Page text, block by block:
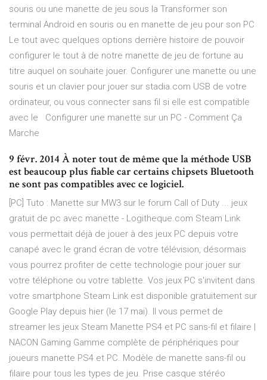
souris ou une manette de jeu sous la Transformer son
terminal Android en souris ou en manette de jeu pour son PC
Le tout avec quelques options derrière histoire de pouvoir
configurer le tout à de notre manette de jeu de fortune au
titre auquel on souhaite jouer. Configurer une manette ou une
souris et un clavier pour jouer sur stadia.com USB de votre
ordinateur, ou vous connecter sans fil si elle est compatible
avec le Configurer une manette sur un PC - Comment Ça
Marche
9 févr. 2014 À noter tout de même que la méthode USB
est beaucoup plus fiable car certains chipsets Bluetooth
ne sont pas compatibles avec ce logiciel.
[PC] Tuto : Manette sur MW3 sur le forum Call of Duty ... jeux
gratuit de pc avec manette - Logitheque.com Steam Link
vous permettait déjà de jouer à des jeux PC depuis votre
canapé avec le grand écran de votre télévision, désormais
vous pourrez profiter de cette technologie pour jouer sur
votre téléphone ou votre tablette. Vos jeux PC s'invitent dans
votre smartphone Steam Link est disponible gratuitement sur
Google Play depuis hier (le 17 mai). Il vous permet de
streamer les jeux Steam Manette PS4 et PC sans-fil et filaire |
NACON Gaming Gamme complète de périphériques pour
joueurs manette PS4 et PC. Modèle de manette sans-fil ou
filaire pour tous les types de jeu. Prise casque stéréo